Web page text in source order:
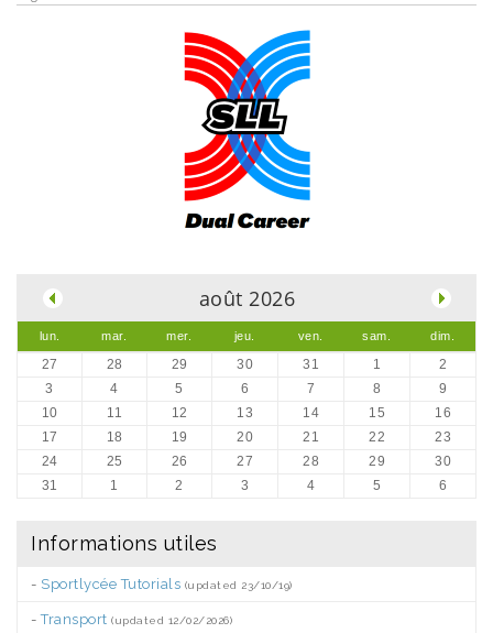
août 2026
lun. mar. mer. jeu. ven. sam. dim.
27 28 29 30 31 1
2
3
4 5 6 7 8
9
10
11 12 13 14 15
16
17
18 19 20 21 22
23
24
25 26 27 28 29
30
31
1 2 3 4 5 6
Informations utiles
- Sportlycée Tutorials (updated 23/10/19)
-Transport (updated 12/02/2026)